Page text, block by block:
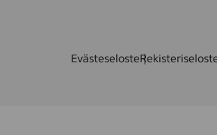
Evästeseloste